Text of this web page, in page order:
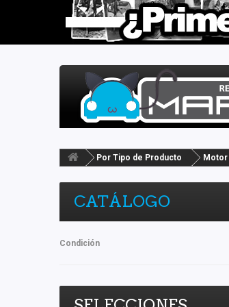
Por Tipo de Producto Motor
CATÁLOGO
Condición